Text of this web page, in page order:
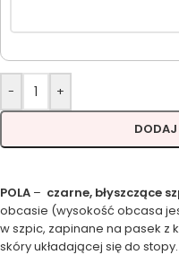
- +
POLA – czarne, błyszczące
obcasie (wysokość obcasa
w szpic, zapinane na pasek z
skóry układającej się do